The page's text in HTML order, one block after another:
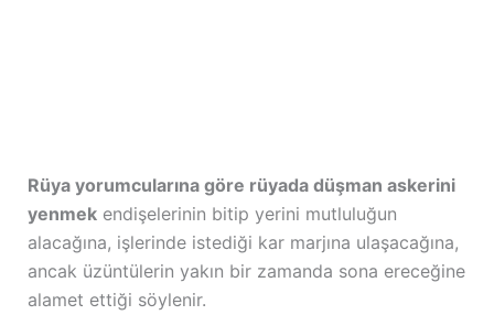
Rüya yorumcularına göre rüyada düşman askerini
yenmekendişelerinin bitip yerini mutluluğun
alacağına, işlerinde istediği kar marjına ulaşacağına,
ancak üzüntülerin yakın bir zamanda sona ereceğine
alamet ettiği söylenir.